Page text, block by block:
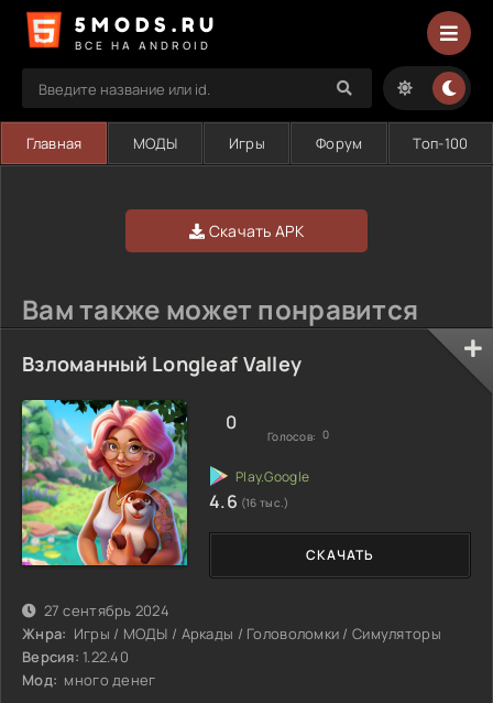
5MODS.RU
ВСЕ НА ANDROID
Главная МОДЫ Игры Форум Топ-100
Скачать APK
Вам также может понравится
Взломанный Longleaf Valley
27 сентябрь 2024
Жнра: Игры / МОДЫ / Аркады / Головоломки / Симуляторы
Версия: 1.22.40
Мод: много денег
СКАЧАТЬ
0
Голосов: 0
4.6 (16 тыс.)